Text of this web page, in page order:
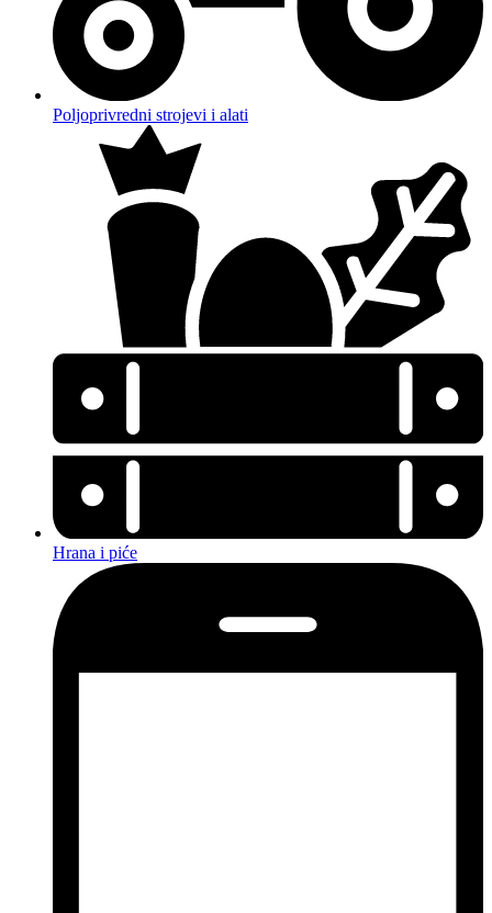
Poljoprivredni strojevi i alati
Hrana i piće